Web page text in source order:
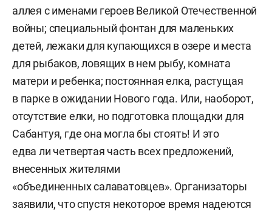
аллея с именами героев Великой Отечественной
войны; специальный фонтан для маленьких
детей, лежаки для купающихся в озере и места
для рыбаков, ловящих в нем рыбу, комната
матери и ребенка; постоянная елка, растущая
в парке в ожидании Нового года. Или, наоборот,
отсутствие елки, но подготовка площадки для
Сабантуя, где она могла бы стоять! И это
едва ли четвертая часть всех предложений,
внесенных жителями
«объединенных салаватовцев». Организаторы
заявили, что спустя некоторое время надеются